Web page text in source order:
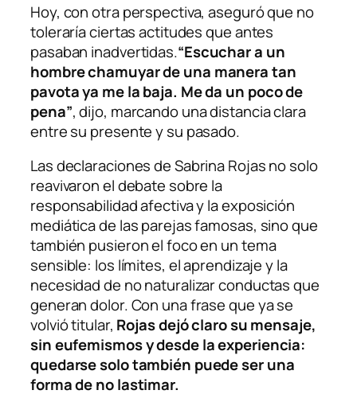
Hoy, con otra perspectiva, aseguró que no
toleraría ciertas actitudes que antes
pasaban inadvertidas.“Escuchar a un
hombre chamuyar de una manera tan
pavota ya me la baja. Me da un poco de
pena”, dijo, marcando una distancia clara
entre su presente y su pasado.
Las declaraciones de Sabrina Rojas no solo
reavivaron el debate sobre la
responsabilidad afectiva y la exposición
mediática de las parejas famosas, sino que
también pusieron el foco en un tema
sensible: los límites, el aprendizaje y la
necesidad de no naturalizar conductas que
generan dolor. Con una frase que ya se
volvió titular, Rojas dejó claro su mensaje,
sin eufemismos y desde la experiencia:
quedarse solo también puede ser una
forma de no lastimar.